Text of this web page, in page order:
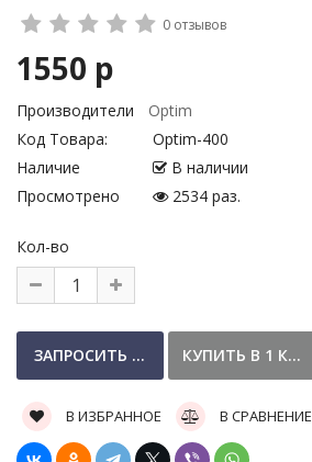
0 отзывов
1550 р
Производители
Optim
Код Товара:
Optim-400
Наличие
В наличии
Просмотрено
2534 раз.
Кол-во
В ИЗБРАННОЕ В СРАВНЕНИЕ